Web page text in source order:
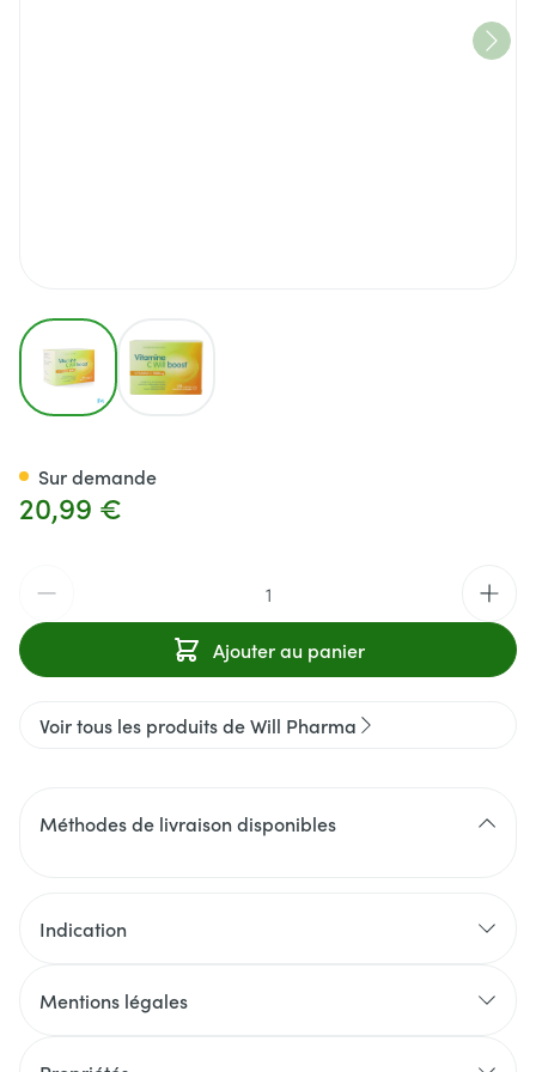
View larger image
20,99 €
Ajouter au panier
Sur demande
Voir tous les produits de Will Pharma
Méthodes de livraison disponibles
Indication
Mentions légales